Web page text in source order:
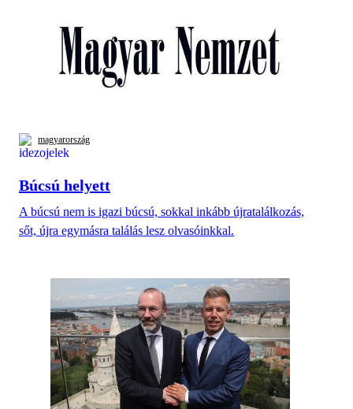
magyarország
Búcsú helyett
A búcsú nem is igazi búcsú, sokkal inkább újratalálkozás,
sőt, újra egymásra találás lesz olvasóinkkal.